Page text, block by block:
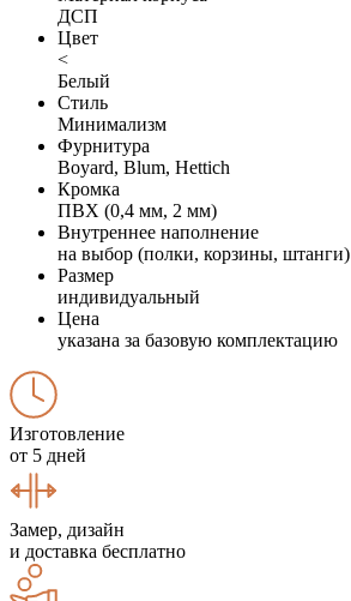
ДСП
Цвет
<
Белый
Стиль
Минимализм
Фурнитура
Boyard, Blum, Hettich
Кромка
ПВХ (0,4 мм, 2 мм)
Внутреннее наполнение
на выбор (полки, корзины, штанги)
Размер
индивидуальный
Цена
указана за базовую комплектацию
Изготовление
от 5 дней
Замер, дизайн
и доставка бесплатно